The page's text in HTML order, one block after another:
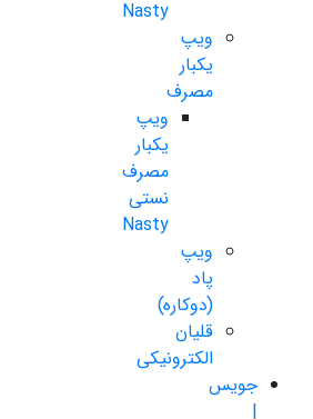
Nasty
ویپ
یکبار
مصرف
ویپ
یکبار
مصرف
نستی
Nasty
ویپ
پاد
(دوکاره)
قلیان
الکترونیکی
جویس
|